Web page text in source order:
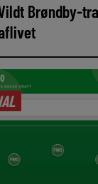
Brøndby-